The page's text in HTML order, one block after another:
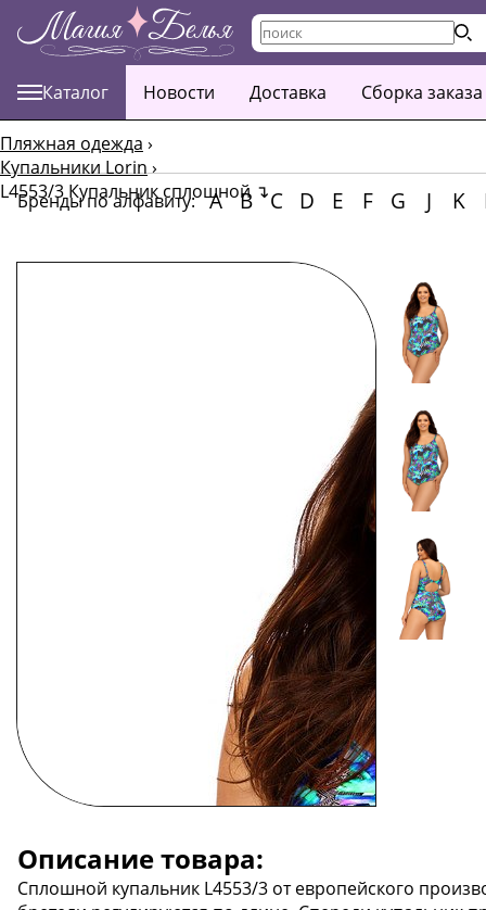
Каталог Новости Доставка Сборка заказа
Пляжная одежда ›
Купальники Lorin›
L4553/3 Купальник сплошной ↴
Бренды по алфавиту: A B C D E F G J K
Описание товара:
Сплошной купальник L4553/3 от европейского